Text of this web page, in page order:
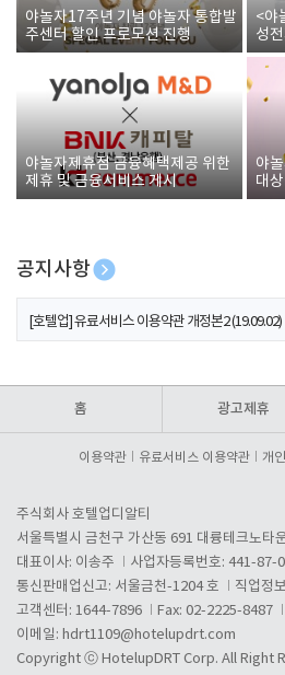
야놀자17주년 기념 야놀자 통합발
주센터 할인 프로모션 진행
<야
성
야놀자제휴점 금융혜택제공 위한
제휴 및 금융서비스 게시
야
대
폰
공지사항
[호텔업] 개인정보 처리방침 개정본1 (19.09.02)
[호텔업] 유료서비스 이용약관 개정본2 (19.09.02)
홈 광고제휴
이용약관 유료서비스 이용약관 개
주식회사 호텔업디알티
서울특별시 금천구 가산동 691 대륭테크노타
대표이사: 이송주
사업자등록번호: 441-87-
통신판매업신고: 서울금천-1204 호
직업정
고객센터: 1644-7896
Fax: 02-2225-8487
이메일: hdrt1109@hotelupdrt.com
Copyright ⓒ HotelupDRT Corp. All Right